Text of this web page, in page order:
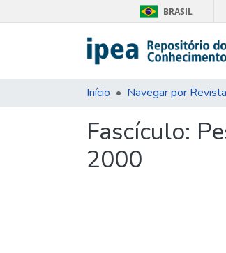
BRASIL
Início
Fascículo:
2000